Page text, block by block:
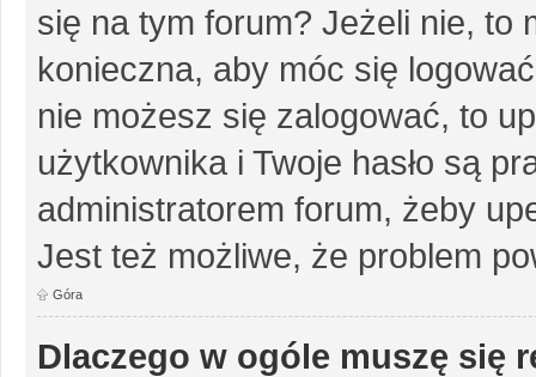
się na tym forum? Jeżeli nie, to
konieczna, aby móc się
nie możesz się zalogować, to
użytkownika i Twoje hasło są
administratorem forum, żeby
Jest też możliwe, że problem
Góra
Dlaczego w ogóle muszę się